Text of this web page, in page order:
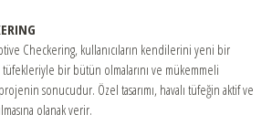
Checkering, kullanıcıların kendilerini yeni bir
tüfekleriyle bir bütün olmalarını ve mükemmeli
sonucudur. Özel tasarımı, havalı tüfeğin aktif ve
olanak verir.